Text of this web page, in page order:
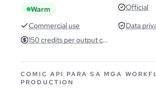
Warm
Official
Commercial use
Data
150 credits per output comic
COMIC API PARA SA MGA
PRODUCTION